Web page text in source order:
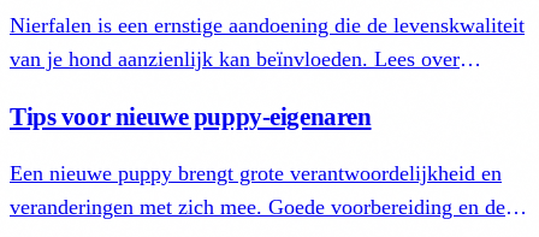
Nierfalen is een ernstige aandoening die de levenskwaliteit
van je hond aanzienlijk kan beïnvloeden. Lees over
Tips voor nieuwe puppy-eigenaren
Een nieuwe puppy brengt grote verantwoordelijkheid en
veranderingen met zich mee. Goede voorbereiding en de